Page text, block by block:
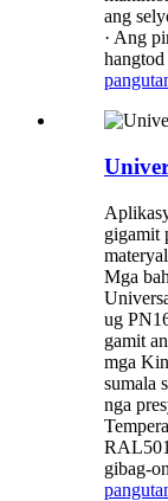
ang
· Ang
hangtod
gigamit
Mga
ug
gamit
mga
sumala
nga
gibag-